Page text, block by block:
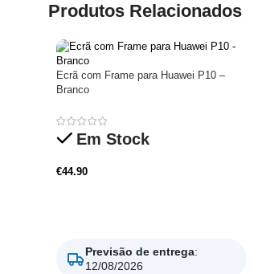
Produtos Relacionados
Ecrã com Frame para Huawei P10 –
Branco
Em Stock
€44.90
Previsão de entrega:
12/08/2026